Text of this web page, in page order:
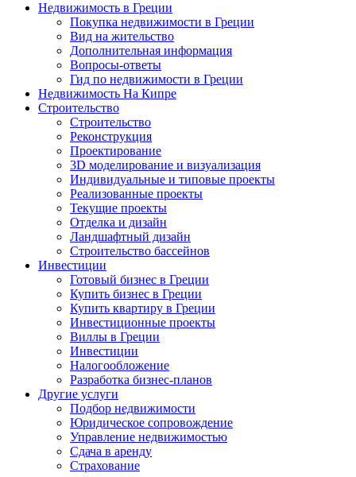
Недвижимость в Греции
Покупка недвижимости в Греции
Вид на жительство
Дополнительная информация
Вопросы-ответы
Гид по недвижимости в Греции
Недвижимость На Кипре
Строительство
Строительство
Реконструкция
Проектирование
3D моделирование и визуализация
Индивидуальные и типовые проекты
Реализованные проекты
Текущие проекты
Отделка и дизайн
Ландшафтный дизайн
Строительство бассейнов
Инвестиции
Готовый бизнес в Греции
Купить бизнес в Греции
Купить квартиру в Греции
Инвестиционные проекты
Виллы в Греции
Инвестиции
Налогообложение
Разработка бизнес-планов
Другие услуги
Подбор недвижимости
Юридическое сопровождение
Управление недвижимостью
Сдача в аренду
Страхование